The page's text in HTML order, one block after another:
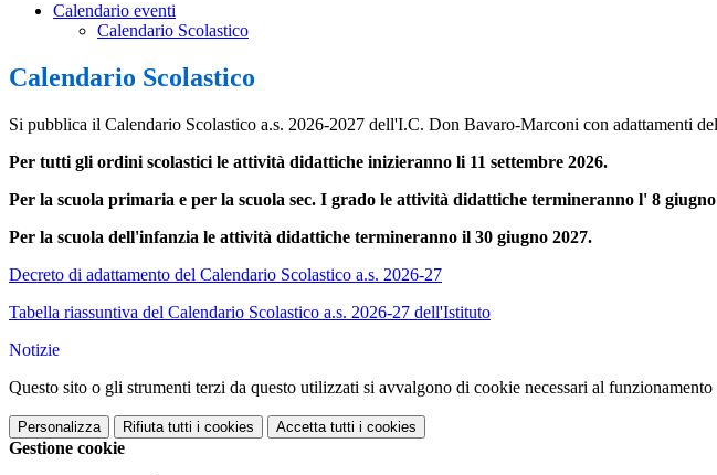
Calendario eventi
Calendario Scolastico
Calendario Scolastico
Si pubblica il Calendario Scolastico a.s. 2026-2027 dell'I.C. Don Bavaro-Marconi con adattamenti
Per tutti gli ordini scolastici le attività didattiche inizieranno li 11 settembre 2026.
Per la scuola primaria e per la scuola sec. I grado le attività didattiche termineranno l' 8 giugno
Per la scuola dell'infanzia le attività didattiche termineranno il 30 giugno 2027.
Decreto di adattamento del Calendario Scolastico a.s. 2026-27
Tabella riassuntiva del Calendario Scolastico a.s. 2026-27 dell'Istituto
Notizie
Questo sito o gli strumenti terzi da questo utilizzati si avvalgono di cookie necessari al
Personalizza Rifiuta tutti i cookies Accetta tutti i cookies
Gestione cookie